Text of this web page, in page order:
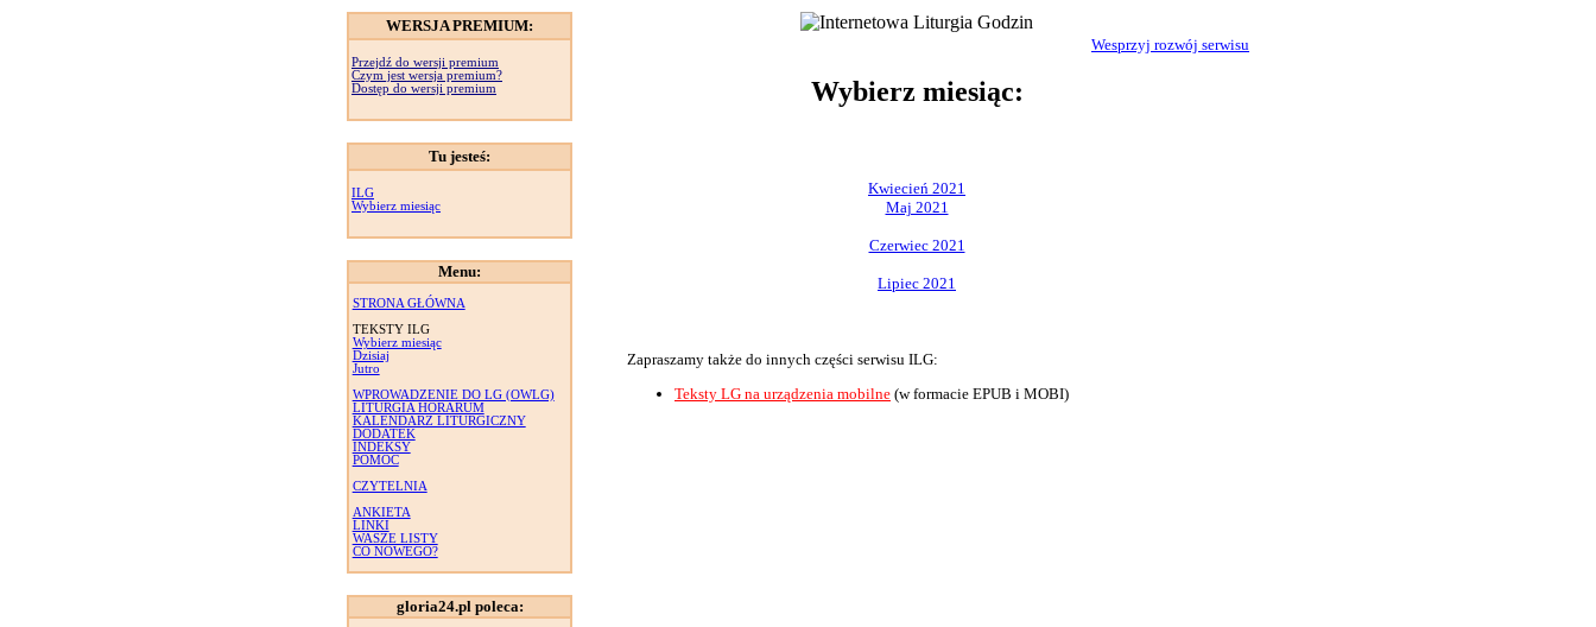
WERSJA PREMIUM:
Przejdź do wersji premium
Czym jest wersja premium?
Dostęp do wersji premium
Tu jesteś:
ILG
Wybierz miesiąc
Menu:
STRONA GŁÓWNA
TEKSTY ILG
Wybierz miesiąc
Dzisiaj
Jutro
WPROWADZENIE DO LG (OWLG)
LITURGIA HORARUM
KALENDARZ LITURGICZNY
DODATEK
INDEKSY
POMOC
CZYTELNIA
ANKIETA
LINKI
WASZE LISTY
CO NOWEGO?
gloria24.pl poleca:
Wesprzyj rozwój serwisu
Wybierz miesiąc:
Kwiecień 2021
Maj 2021
Czerwiec 2021
Lipiec 2021
Zapraszamy także do innych części serwisu ILG:
Teksty LG na urządzenia mobilne (w formacie EPUB i MOBI)